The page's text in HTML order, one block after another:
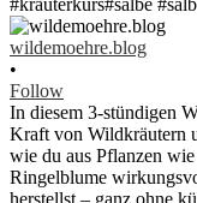
wildemoehre.blog
•
Follow
In diesem 3-stündigen
Kraft von Wildkräutern
wie du aus Pflanzen
Ringelblume